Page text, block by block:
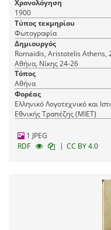
Χρονολόγηση
1900
Τύπος τεκμηρίου
Φωτογραφία
Δημιουργός
Romaїdis, Aristotelis Athens, 24-26 Nikis Str., Ρωμαΐδης, Αριστοτέλης
Αθήνα, Νίκης 24-26
Τόπος
Αθήνα
Φορέας
Ελληνικό Λογοτεχνικό και
Εθνικής Τραπέζης (ΜΙΕΤ)
1 JPEG
RDF
| CC BY 4.0